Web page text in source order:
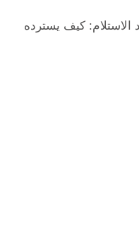
الاستلام: كيف يسترده